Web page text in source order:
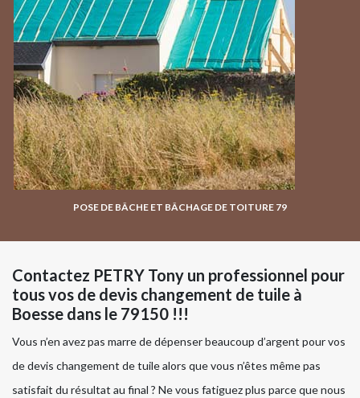
POSE DE BÂCHE ET BÂCHAGE DE TOITURE 79
Contactez PETRY Tony un professionnel pour
tous vos de devis changement de tuile à
Boesse dans le 79150 !!!
Vous n’en avez pas marre de dépenser beaucoup d’argent pour vos
de devis changement de tuile alors que vous n’êtes même pas
satisfait du résultat au final ? Ne vous fatiguez plus parce que nous